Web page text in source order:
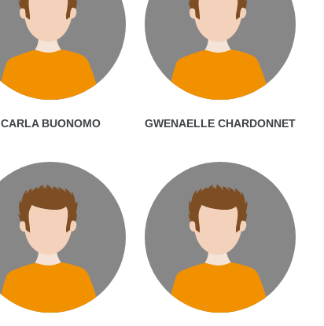
CARLA BUONOMO GWENAELLE CHARDONNET